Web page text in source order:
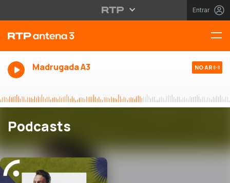
Entrar
Madrugada A3 NO AR
Podcasts